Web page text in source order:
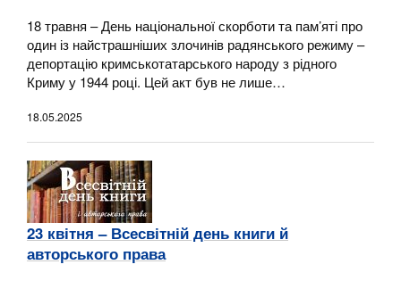
18 травня – День національної скорботи та пам’яті про
один із найстрашніших злочинів радянського режиму –
депортацію кримськотатарського народу з рідного
Криму у 1944 році. Цей акт був не лише…
18.05.2025
23 квітня – Всесвітній день книги й
авторського права